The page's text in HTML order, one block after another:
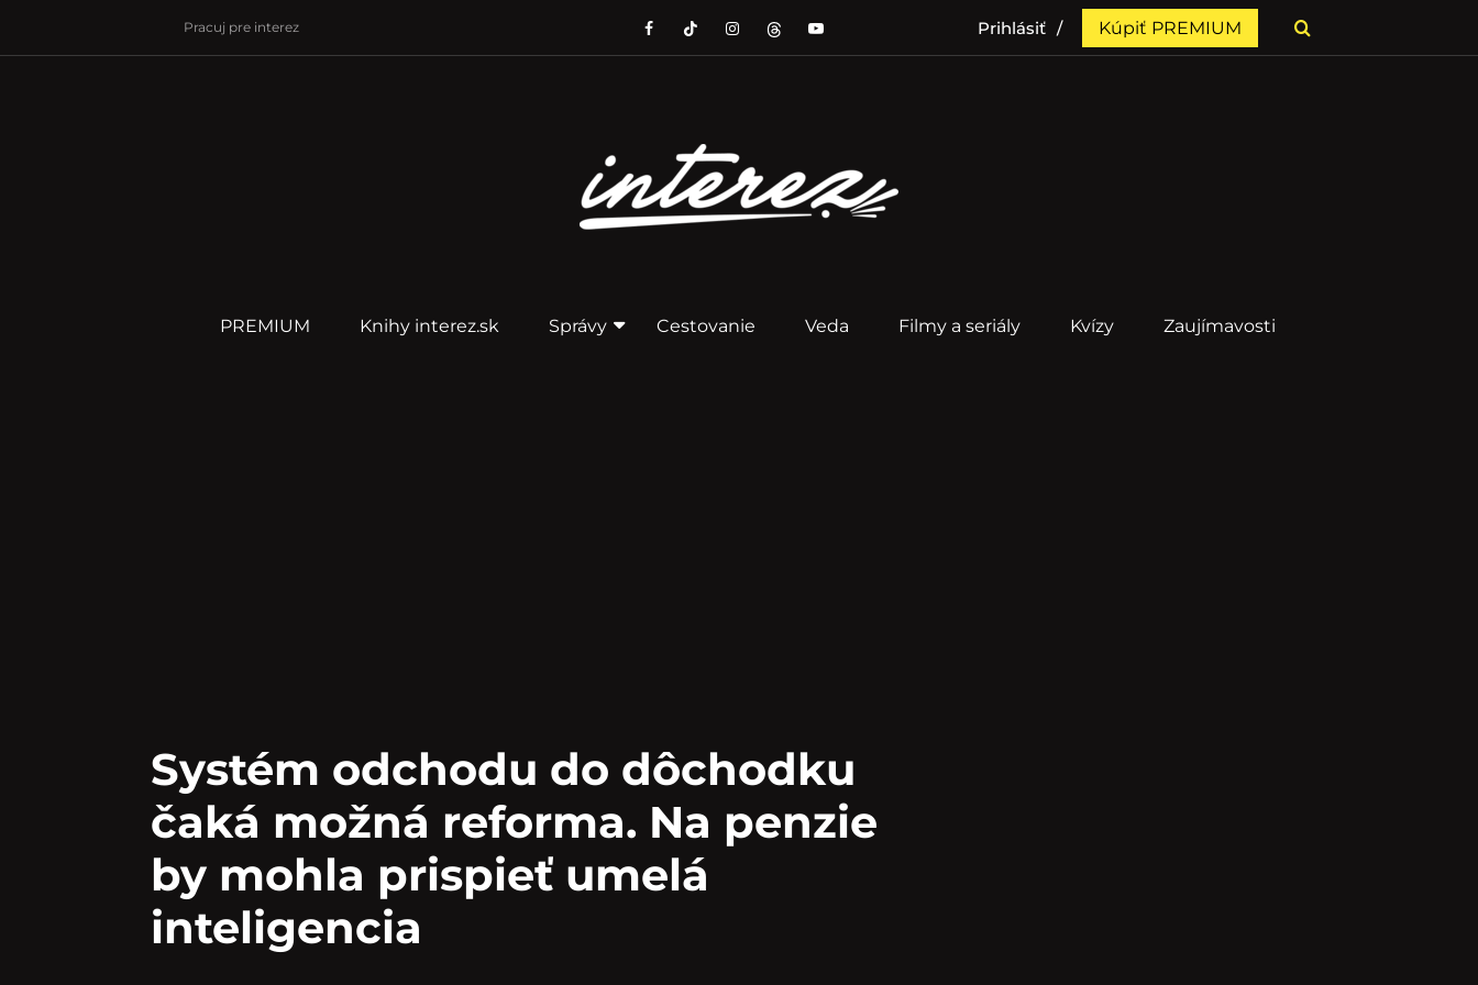
Pracuj pre interez Prihlásiť Kúpiť PREMIUM
PREMIUM Knihy interez.sk Správy Cestovanie Veda Filmy a seriály Kvízy Zaujímavosti
Systém odchodu do dôchodku
čaká možná reforma. Na penzie
by mohla prispieť umelá
inteligencia